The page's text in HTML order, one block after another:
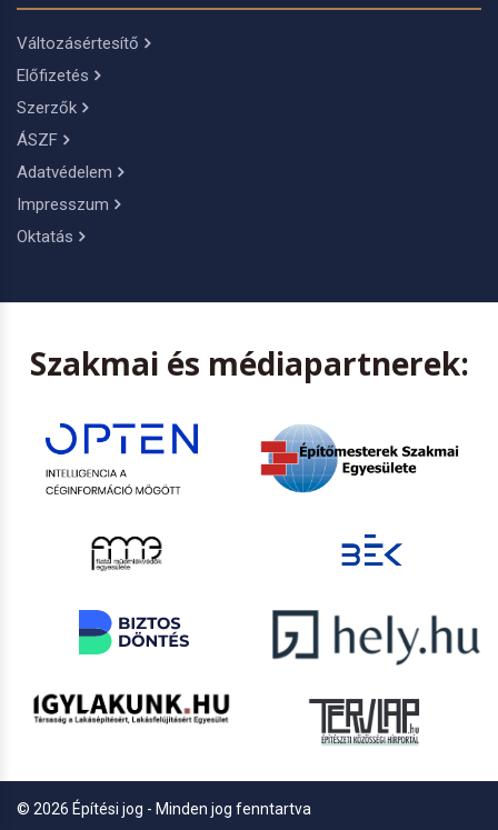
Változásértesítő
Előfizetés
Szerzők
ÁSZF
Adatvédelem
Impresszum
Oktatás
Szakmai és médiapartnerek:
© 2026 Építési jog - Minden jog fenntartva